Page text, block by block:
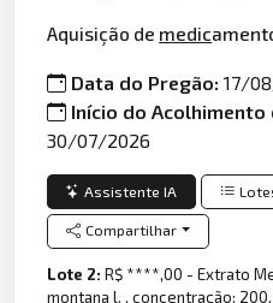
Aquisição de medic
Data do Pregão:17/
Início do
30/07/2026
Assistente IA
Compartilhar
Lote 2:R$ ****,00 - Extrato
montana l. , concentração: